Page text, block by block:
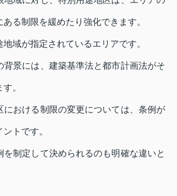
る制限を緩めたり強化できます。
域が指定されているエリアです。
背景には、建築基準法と都市計画法がそ
。
における制限の変更については、条例が
トです。
を制定して決められるのも明確な違いと